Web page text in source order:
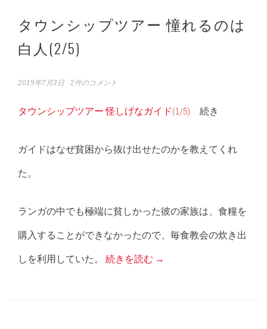
タウンシップツアー 憧れるのは
白人(2/5)
2019年7月3日 2件のコメント
タウンシップツアー 怪しげなガイド(1/5) 続き
ガイドはなぜ貧困から抜け出せたのかを教えてくれ
た。
ランガの中でも極端に貧しかった彼の家族は、食糧を
購入することができなかったので、毎食教会の炊き出
しを利用していた。続きを読む →